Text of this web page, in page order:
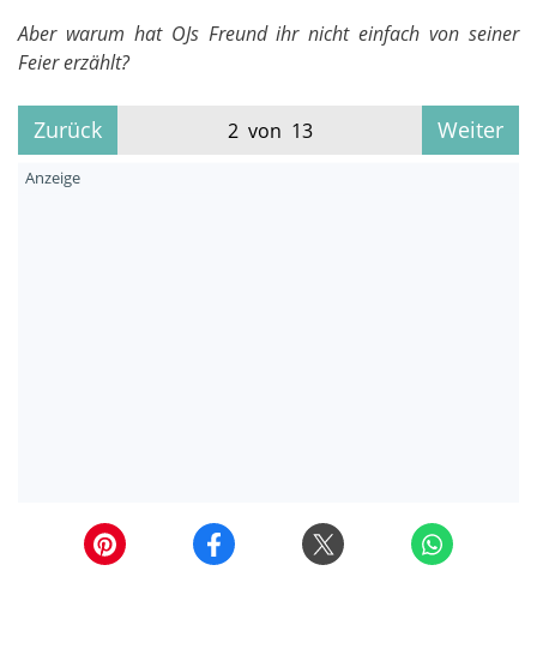
Aber warum hat OJs Freund ihr nicht einfach von seiner
Feier erzählt?
Zurück 2 von 13 Weiter